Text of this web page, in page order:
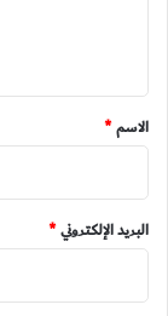
*
الاسم*
البريد الإلكتروني*